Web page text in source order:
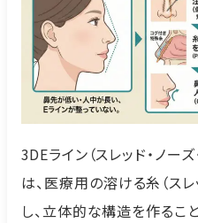
3DEライン（スレッド・ノー
は、医療用の溶ける糸（ス
し、立体的な構造を作るこ